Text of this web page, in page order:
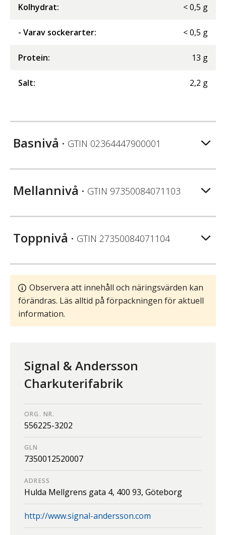
Kolhydrat: <0,5 g
- Varav sockerarter: <0,5 g
Protein: 13 g
Salt: 2,2 g
Basnivå • GTIN 02364447900001
Mellannivå • GTIN 97350084071103
Toppnivå • GTIN 27350084071104
Observera att innehåll och näringsvärden kan
förändras. Läs alltid på förpackningen för aktuell
information.
Signal & Andersson
Charkuterifabrik
ORG. NR.
556225-3202
GLN
7350012520007
ADRESS
Hulda Mellgrens gata 4, 400 93, Göteborg
http://www.signal-andersson.com